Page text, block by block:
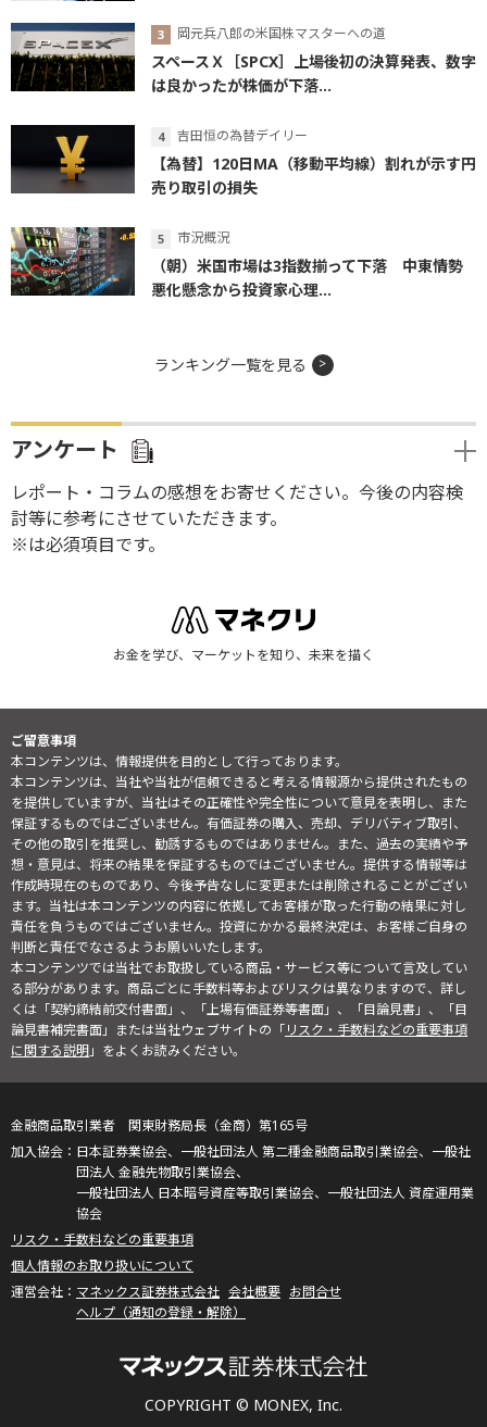
岡元兵八郎の米国株マスターへの道
スペースＸ［SPCX］上場後初の決算発表、数字
は良かったが株価が下落...
吉田恒の為替デイリー
【為替】120日MA（移動平均線）割れが示す円
売り取引の損失
市況概況
（朝）米国市場は3指数揃って下落 中東情勢
悪化懸念から投資家心理...
ランキング一覧を見る
アンケート
レポート・コラムの感想をお寄せください。今後の内容検
討等に参考にさせていただきます。
※は必須項目です。
お金を学び、マーケットを知り、未来を描く
ご留意事項
本コンテンツは、情報提供を目的として行っております。
本コンテンツは、当社や当社が信頼できると考える情報源から提供されたもの
を提供していますが、当社はその正確性や完全性について意見を表明し、また
保証するものではございません。有価証券の購入、売却、デリバティブ取引、
その他の取引を推奨し、勧誘するものではありません。また、過去の実績や予
想・意見は、将来の結果を保証するものではございません。提供する情報等は
作成時現在のものであり、今後予告なしに変更または削除されることがござい
ます。当社は本コンテンツの内容に依拠してお客様が取った行動の結果に対し
責任を負うものではございません。投資にかかる最終決定は、お客様ご自身の
判断と責任でなさるようお願いいたします。
本コンテンツでは当社でお取扱している商品・サービス等について言及してい
る部分があります。商品ごとに手数料等およびリスクは異なりますので、詳し
くは「契約締結前交付書面」、「上場有価証券等書面」、「目論見書」、「目
論見書補完書面」または当社ウェブサイトの「リスク・手数料などの重要事項
に関する説明」をよくお読みください。
COPYRIGHT © MONEX, Inc.
金融商品取引業者 関東財務局長（金商）第165号
日本証券業協会、一般社団法人 第二種金融商品取引業協会、一般社
団法人 金融先物取引業協会、
一般社団法人 日本暗号資産等取引業協会、一般社団法人 資産運用業
協会
リスク・手数料などの重要事項
個人情報のお取り扱いについて
マネックス証券株式会社 会社概要 お問合せ
ヘルプ（通知の登録・解除）